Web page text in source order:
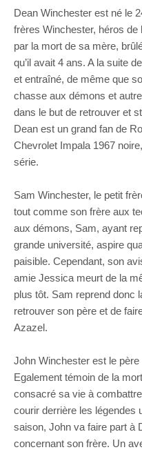
Dean Winchester est né le
frères Winchester, héros
par la mort de sa mère,
qu’il avait 4 ans. A la suite
et entraîné, de même que
chasse aux démons et
dans le but de retrouver et
Dean est un grand fan de
Chevrolet Impala 1967
série.
Sam Winchester, le petit
tout comme son frère aux
aux démons, Sam, ayant
grande université, aspire
paisible. Cependant, son
amie Jessica meurt de la
plus tôt. Sam reprend donc
retrouver son père et de
Azazel.
John Winchester est le
Egalement témoin de la
consacré sa vie à
courir derrière les légendes
saison, John va faire part à
concernant son frère. Un